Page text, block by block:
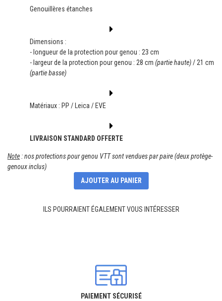
Genouillères étanches
Dimensions :
- longueur de la protection pour genou : 23 cm
- largeur de la protection pour genou : 28 cm (partie haute)/ 21 cm
(partie basse)
Matériaux : PP / Leica / EVE
LIVRAISON STANDARD OFFERTE
Note : nos protections pour genou VTT sont vendues par paire (deux protège-
genoux inclus)
AJOUTER AU PANIER
ILS POURRAIENT ÉGALEMENT VOUS INTÉRESSER
PAIEMENT SÉCURISÉ